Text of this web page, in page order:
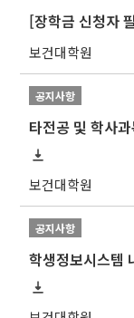
보건대학원
공지사항
타전공 및 학사
보건대학원
공지사항